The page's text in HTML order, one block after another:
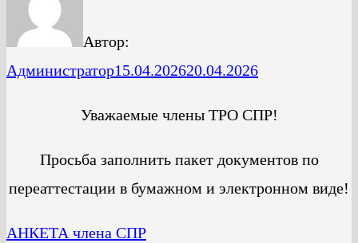
Автор:
Администратор15.04.202620.04.2026
Уважаемые члены ТРО СПР!
Просьба заполнить пакет документов по
переаттестации в бумажном и электронном виде!
АНКЕТА члена СПР